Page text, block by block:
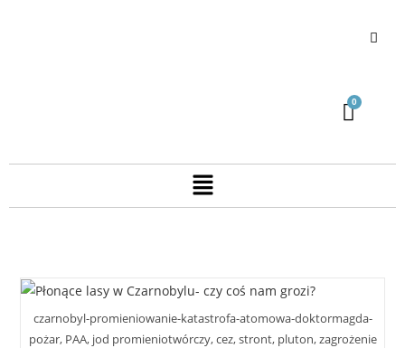
czarnobyl-promieniowanie-katastrofa-atomowa-doktormagda-
pożar, PAA, jod promieniotwórczy, cez, stront, pluton, zagrożenie